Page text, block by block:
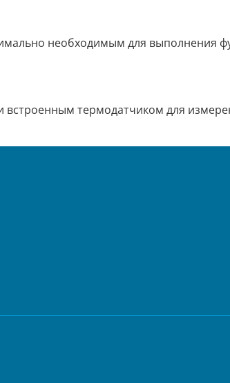
необходимым для выполнения
термодатчиком для